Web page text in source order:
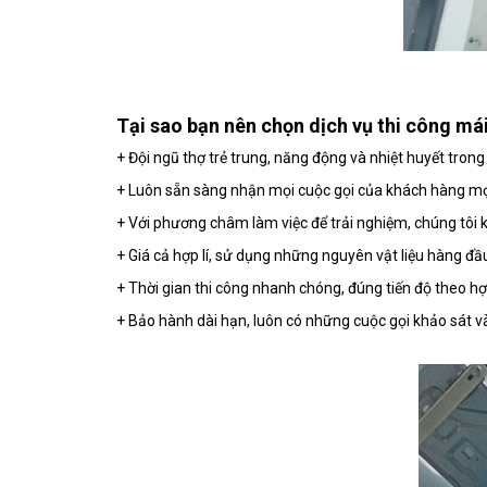
Tại sao bạn nên chọn dịch vụ thi công
+ Đội ngũ thợ trẻ trung, năng động và nhiệt huyết
+ Luôn sẵn sàng nhận mọi cuộc gọi của khách hàng
+ Với phương châm làm việc để trải nghiệm, chúng
+ Giá cả hợp lí, sử dụng những nguyên vật liệu hàng
+ Thời gian thi công nhanh chóng, đúng tiến độ theo
+ Bảo hành dài hạn, luôn có những cuộc gọi khảo sát